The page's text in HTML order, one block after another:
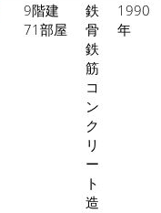
9階建
71部屋
鉄
骨
鉄
筋
コ
ン
ク
リ
ー
ト
造
1990
年